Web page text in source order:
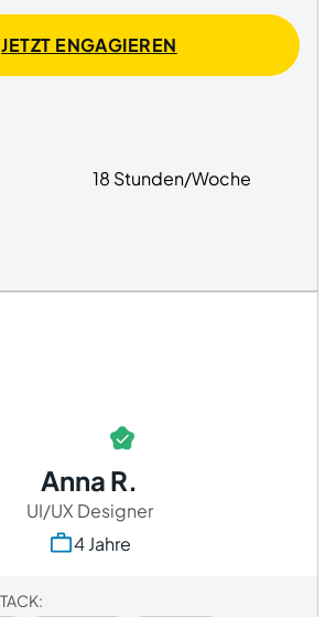
JETZT ENGAGIEREN
18 Stunden/Woche
Anna R.
UI/UX Designer
4 Jahre